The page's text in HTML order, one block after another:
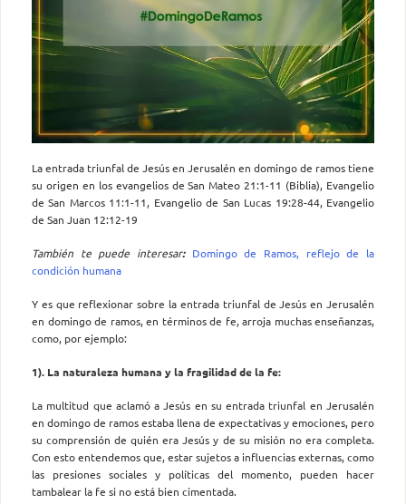
La entrada triunfal de Jesús en Jerusalén en domingo de ramos tiene
su origen en los evangelios de San Mateo 21:1-11 (Biblia), Evangelio
de San Marcos 11:1-11, Evangelio de San Lucas 19:28-44, Evangelio
de San Juan 12:12-19
También te puede interesar: Domingo de Ramos, reflejo de la
condición humana
Y es que reflexionar sobre la entrada triunfal de Jesús en Jerusalén
en domingo de ramos, en términos de fe, arroja muchas enseñanzas,
como, por ejemplo:
1). La naturaleza humana y la fragilidad de la fe:
La multitud que aclamó a Jesús en su entrada triunfal en Jerusalén
en domingo de ramos estaba llena de expectativas y emociones, pero
su comprensión de quién era Jesús y de su misión no era completa.
Con esto entendemos que, estar sujetos a influencias externas, como
las presiones sociales y políticas del momento, pueden hacer
tambalear la fe si no está bien cimentada.